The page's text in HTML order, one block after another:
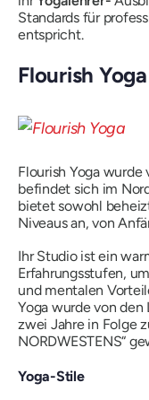
Standards für
entspricht.
Flourish Yoga
Flourish Yoga
befindet sich im
bietet sowohl
Niveaus an, von
Ihr Studio ist ein
Erfahrungsstufen,
und mentalen
Yoga wurde von den
zwei Jahre in Folge
NORDWESTENS“
Yoga-Stile